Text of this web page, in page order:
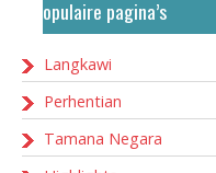
Populaire pagina’s
Langkawi
Perhentian
Tamana Negara